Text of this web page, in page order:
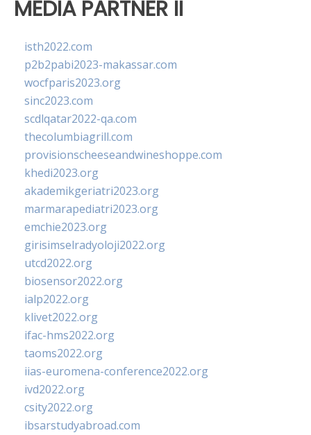
MEDIA PARTNER II
isth2022.com
p2b2pabi2023-makassar.com
wocfparis2023.org
sinc2023.com
scdlqatar2022-qa.com
thecolumbiagrill.com
provisionscheeseandwineshoppe.com
khedi2023.org
akademikgeriatri2023.org
marmarapediatri2023.org
emchie2023.org
girisimselradyoloji2022.org
utcd2022.org
biosensor2022.org
ialp2022.org
klivet2022.org
ifac-hms2022.org
taoms2022.org
iias-euromena-conference2022.org
ivd2022.org
csity2022.org
ibsarstudyabroad.com